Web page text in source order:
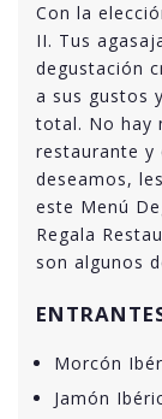
Con la
II. Tus
degustación
a sus gustos
total. No hay
restaurante y
deseamos,
este Menú
Regala
son algunos
Morcón
Jamón